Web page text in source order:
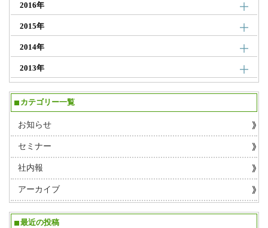
2016年
2015年
2014年
2013年
カテゴリー一覧
お知らせ
セミナー
社内報
アーカイブ
最近の投稿